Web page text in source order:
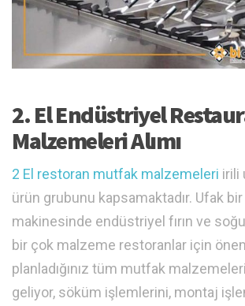
2. El Endüstriyel
Malzemeleri Alımı
2 El restoran mutfak malzemeleri irili
ürün grubunu kapsamaktadır. Ufak
makinesinde endüstriyel fırın ve
bir çok malzeme restoranlar için
planladığınız tüm mutfak
geliyor, söküm işlemlerini, montaj